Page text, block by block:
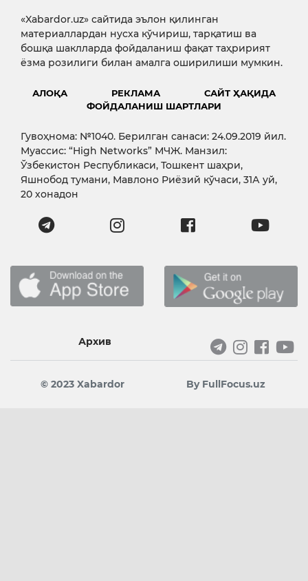
«Xabardor.uz» сайтида эълон қилинган
материаллардан нусха кўчириш, тарқатиш ва
бошқа шаклларда фойдаланиш фақат таҳририят
ёзма розилиги билан амалга оширилиши мумкин.
АЛОҚА РЕКЛАМА
САЙТ ҲАҚИДА
ФОЙДАЛАНИШ ШАРТЛАРИ
Гувоҳнома: №1040. Берилган санаси: 24.09.2019 йил.
Муассис: “High Networks” МЧЖ. Манзил:
Ўзбекистон Республикаси, Тошкент шаҳри,
Яшнобод тумани, Мавлоно Риёзий кўчаси, 31А уй,
20 хонадон
Архив
© 2023 Xabardor By FullFocus.uz